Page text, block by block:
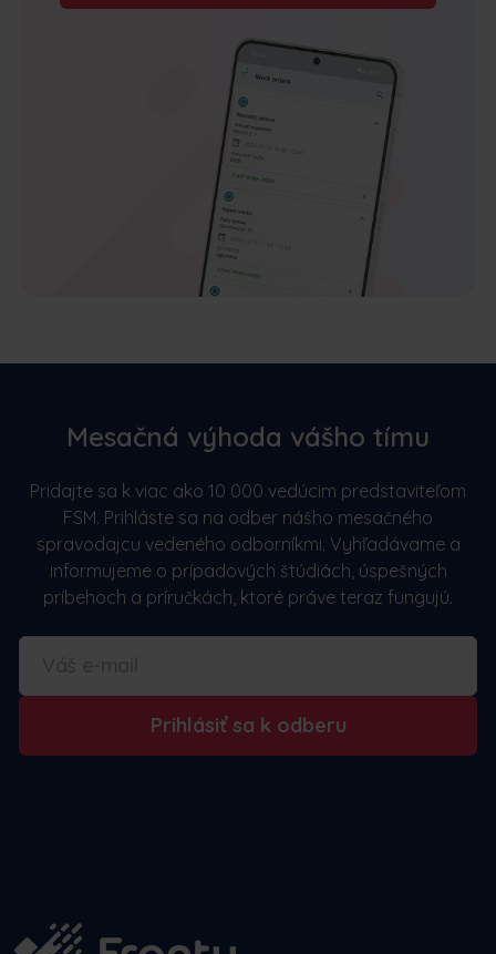
Mesačná výhoda vášho tímu
Pridajte sa k viac ako 10 000 vedúcim predstaviteľom
FSM. Prihláste sa na odber nášho mesačného
spravodajcu vedeného odborníkmi. Vyhľadávame a
informujeme o prípadových štúdiách, úspešných
príbehoch a príručkách, ktoré práve teraz fungujú.
Prihlásiť sa k odberu